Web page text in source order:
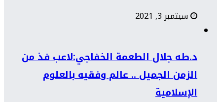
سبتمبر 3, 2021
د.طه جلال الطعمة الخفاجي:لاعب فذ من
الزمن الجميل .. عالم وفقيه بالعلوم
الإسلامية